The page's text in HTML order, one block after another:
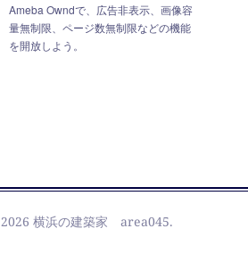
Ameba Owndで、広告非表示、画像容
量無制限、ページ数無制限などの機能
を開放しよう。
2026 横浜の建築家 area045.